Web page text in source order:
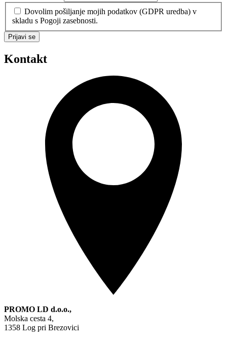
Dovolim pošiljanje mojih podatkov (GDPR uredba) v
skladu s Pogoji zasebnosti.
Prijavi se
Kontakt
PROMO LD d.o.o.,
Molska cesta 4,
1358 Log pri Brezovici